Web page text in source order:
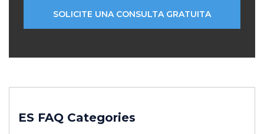
ES FAQ Categories